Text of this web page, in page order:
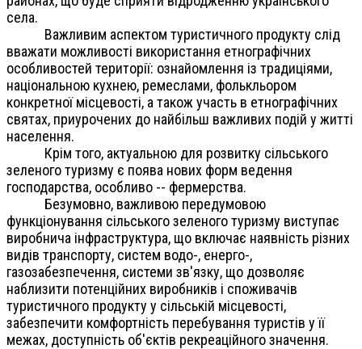
села.
Важливим аспектом туристичного продукту слід
вважати можливості використання етнографічних
особливостей території: ознайомлення із традиціями,
національною кухнею, ремеслами, фолькльором
конкретної місцевості, а також участь в етнографічних
святах, приурочених до найбільш важливих подій у житті
населення.
Крім того, актуальною для розвитку сільського
зеленого туризму є поява нових форм ведення
господарства, особливо -- фермерства.
Безумовно, важливою передумовою
функціонування сільського зеленого туризму виступає
виробнича інфраструктура, що включає наявність різних
видів транспорту, систем водо-, енерго-,
газозабезпечення, системи зв'язку, що дозволяє
наблизити потенційних виробників і споживачів
туристичного продукту у сільській місцевості,
забезпечити комфортність перебування туристів у її
межах, доступність об'єктів рекреаційного значення.